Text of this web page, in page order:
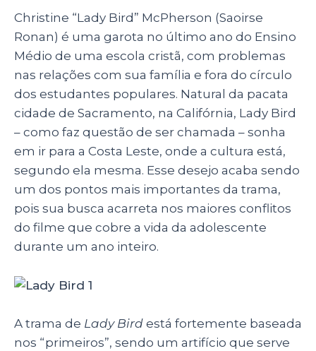
Christine “Lady Bird” McPherson (Saoirse
Ronan) é uma garota no último ano do Ensino
Médio de uma escola cristã, com problemas
nas relações com sua família e fora do círculo
dos estudantes populares. Natural da pacata
cidade de Sacramento, na Califórnia, Lady Bird
– como faz questão de ser chamada – sonha
em ir para a Costa Leste, onde a cultura está,
segundo ela mesma. Esse desejo acaba sendo
um dos pontos mais importantes da trama,
pois sua busca acarreta nos maiores conflitos
do filme que cobre a vida da adolescente
durante um ano inteiro.
A trama de Lady Bird está fortemente baseada
nos “primeiros”, sendo um artifício que serve